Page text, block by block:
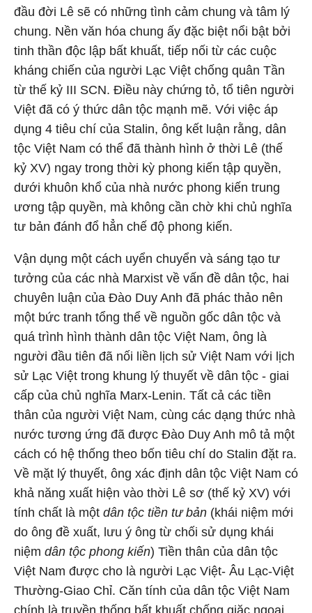
đầu đời Lê sẽ có những tình cảm chung và tâm lý
chung. Nền văn hóa chung ấy đặc biệt nổi bật bởi
tinh thần độc lập bất khuất, tiếp nối từ các cuộc
kháng chiến của người Lạc Việt chống quân Tần
từ thế kỷ III SCN. Điều này chứng tỏ, tổ tiên người
Việt đã có ý thức dân tộc mạnh mẽ. Với việc áp
dụng 4 tiêu chí của Stalin, ông kết luận rằng, dân
tộc Việt Nam có thể đã thành hình ở thời Lê (thế
kỷ XV) ngay trong thời kỳ phong kiến tập quyền,
dưới khuôn khổ của nhà nước phong kiến trung
ương tập quyền, mà không cần chờ khi chủ nghĩa
tư bản đánh đổ hẳn chế độ phong kiến.
Vận dụng một cách uyển chuyển và sáng tạo tư
tưởng của các nhà Marxist về vấn đề dân tộc, hai
chuyên luận của Đào Duy Anh đã phác thảo nên
một bức tranh tổng thể về nguồn gốc dân tộc và
quá trình hình thành dân tộc Việt Nam, ông là
người đầu tiên đã nối liền lịch sử Việt Nam với lịch
sử Lạc Việt trong khung lý thuyết về dân tộc - giai
cấp của chủ nghĩa Marx-Lenin. Tất cả các tiền
thân của người Việt Nam, cùng các dạng thức nhà
nước tương ứng đã được Đào Duy Anh mô tả một
cách có hệ thống theo bốn tiêu chí do Stalin đặt ra.
Về mặt lý thuyết, ông xác định dân tộc Việt Nam có
khả năng xuất hiện vào thời Lê sơ (thế kỷ XV) với
tính chất là một dân tộc tiền tư bản (khái niệm mới
do ông đề xuất, lưu ý ông từ chối sử dụng khái
niệm dân tộc phong kiến) Tiền thân của dân tộc
Việt Nam được cho là người Lạc Việt- Âu Lạc-Việt
Thường-Giao Chỉ. Căn tính của dân tộc Việt Nam
chính là truyền thống bất khuất chống giặc ngoại